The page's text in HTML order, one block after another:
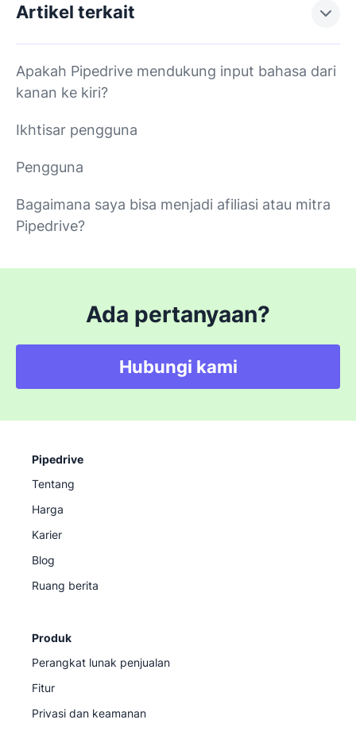
Artikel terkait
Apakah Pipedrive mendukung input bahasa dari
kanan ke kiri?
Ikhtisar pengguna
Pengguna
Bagaimana saya bisa menjadi afiliasi atau mitra
Pipedrive?
Ada pertanyaan?
Hubungi kami
Pipedrive
Tentang
Harga
Karier
Blog
Ruang berita
Produk
Perangkat lunak penjualan
Fitur
Privasi dan keamanan